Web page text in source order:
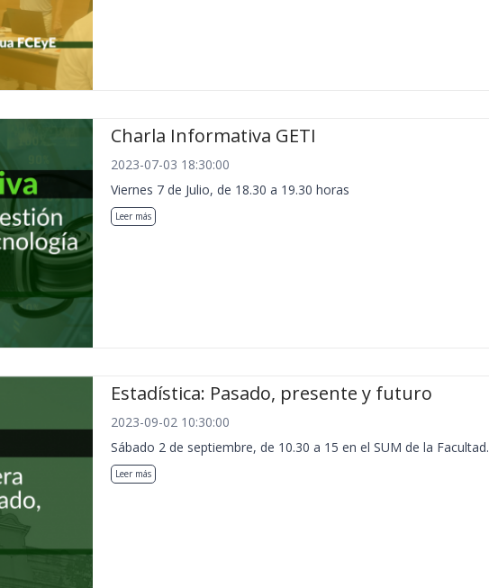
Charla Informativa GETI
2023-07-03 18:30:00
Viernes 7 de Julio, de 18.30 a 19.30 horas
Leer más
Estadística: Pasado, presente y futuro
2023-09-02 10:30:00
Sábado 2 de septiembre, de 10.30 a 15 en el SUM de la Facultad.
Leer más